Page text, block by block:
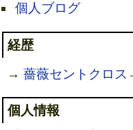
個人ブログ
経歴
→薔薇セントクロス
個人情報